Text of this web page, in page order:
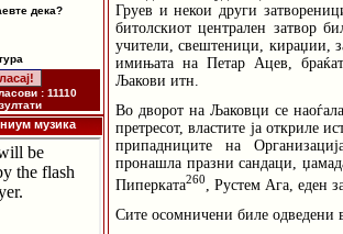
дека?
: 11110
музика
Груев и некои други
битолскиот централен затвор
учители, свештеници, кираџии,
имињата на Петар Ацев,
Љакови итн.
Во дворот на Љаковци се
претресот, властите ја откриле
припадниците на
пронашла празни сандаци,
Пиперката260
, Рустем Ага, еден
Сите осомничени биле одведени